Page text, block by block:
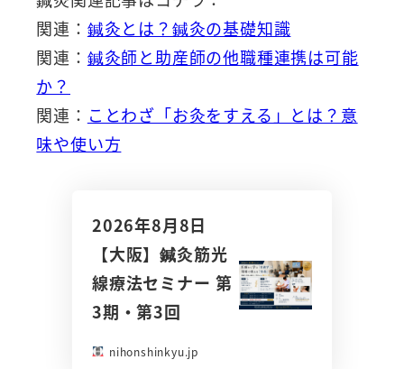
関連： 鍼灸とは？鍼灸の基礎知識
関連： 鍼灸師と助産師の他職種連携は可能
か？
関連： ことわざ「お灸をすえる」とは？意
味や使い方
2026年8月8日
【大阪】鍼灸筋光
線療法セミナー 第
3期・第3回
nihonshinkyu.jp